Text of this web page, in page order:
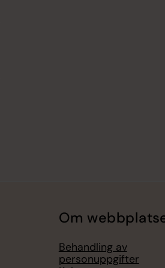
Om
Behandling av
personuppgifter